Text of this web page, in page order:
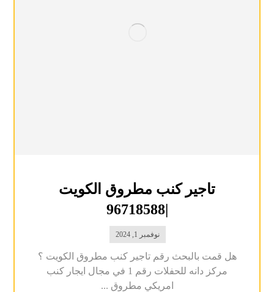
تاجير كنب مطروق الكويت
|96718588
نوفمبر 1, 2024
هل قمت بالبحث رقم تاجير كنب مطروق الكويت ؟
مركز دانه للحفلات رقم 1 في مجال ايجار كنب
امريكي مطروق ...